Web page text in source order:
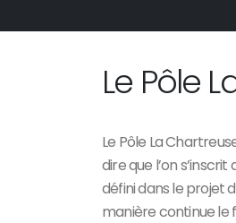
Le Pôle
Le Pôle La
dire que l’on
défini dans le projet
manière continue le